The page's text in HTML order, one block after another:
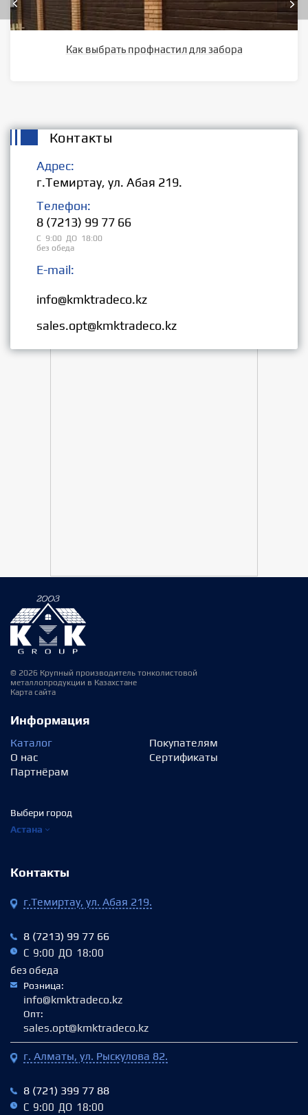
Как выбрать профнастил для забора
Контакты
Адрес:
г.Темиртау, ул. Абая 219.
Телефон:
8 (7213) 99 77 66
С 9:00 ДО 18:00
без обеда
E-mail:
info@kmktradeco.kz
sales.opt@kmktradeco.kz
© 2026 Крупный производитель тонколистовой
металлопродукции в Казахстане
Карта сайта
Информация
Каталог
О нас
Партнёрам
Покупателям
Сертификаты
Выбери город
Астана
Контакты
г.Темиртау, ул. Абая 219.
8 (7213) 99 77 66
С 9:00 ДО 18:00
без обеда
Розница:
info@kmktradeco.kz
Опт:
sales.opt@kmktradeco.kz
г. Алматы, ул. Рыскулова 82.
8 (721) 399 77 88
С 9:00 ДО 18:00